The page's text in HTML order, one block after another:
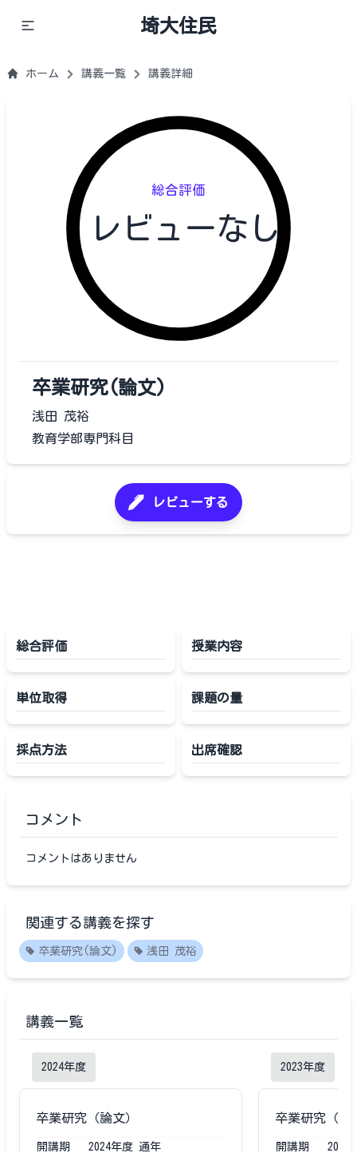
埼大住民
ホーム 講義一覧 講義詳細
総合評価
レビューなし
卒業研究(論文)
浅田 茂裕
教育学部専門科目
レビューする
総合評価 授業内容
単位取得 課題の量
採点方法 出席確認
コメント
コメントはありません
関連する講義を探す
卒業研究(論文) 浅田 茂裕
講義一覧
2024年度
卒業研究（論文）
開講期 2024年度 通年
2023年度
卒業研究（論
開講期 2023